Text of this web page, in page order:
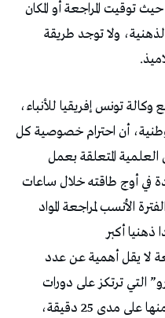
توقيت المراجعة أو المكان
ولا توجد طريقة
تونس إفريقيا للأنباء،
أن احترام خصوصية كل
المتعلقة بعمل
في أوج طاقته خلال ساعات
الأنسب لمراجعة المواد
أكبر
لا يقل أهمية عن عدد
التي ترتكز على دورات
متتالية للمراجعة تمتد كل واحدة منها على مدى 25 دقيقة،